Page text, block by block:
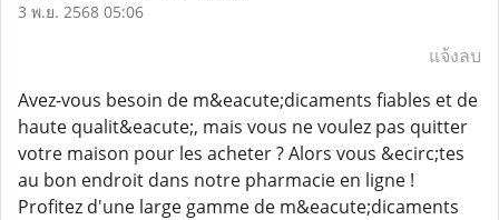
3 พ.ย. 2568 05:06
แจ้งลบ
Avez-vous besoin de m&eacute;dicaments fiables et de
haute qualit&eacute;, mais vous ne voulez pas quitter
votre maison pour les acheter ? Alors vous &ecirc;tes
au bon endroit dans notre pharmacie en ligne !
Profitez d'une large gamme de m&eacute;dicaments